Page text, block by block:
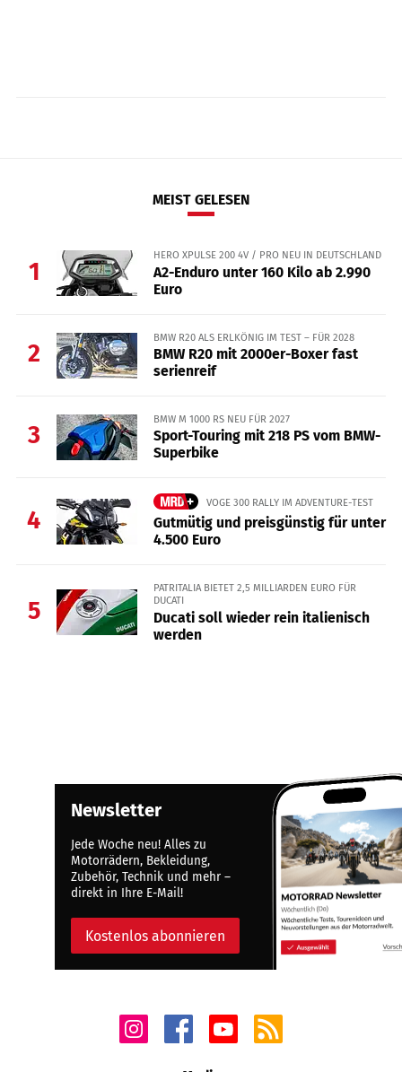
MEIST GELESEN
1
HERO XPULSE 200 4V / PRO NEU IN DEUTSCHLAND
A2-Enduro unter 160 Kilo ab 2.990
Euro
2
BMW R20 ALS ERLKÖNIG IM TEST – FÜR 2028
BMW R20 mit 2000er-Boxer fast
serienreif
3
BMW M 1000 RS NEU FÜR 2027
Sport-Touring mit 218 PS vom BMW-
Superbike
4
VOGE 300 RALLY IM ADVENTURE-TEST
Gutmütig und preisgünstig für unter
4.500 Euro
5
PATRITALIA BIETET 2,5 MILLIARDEN EURO FÜR
DUCATI
Ducati soll wieder rein italienisch
werden
Newsletter
Jede Woche neu! Alles zu
Motorrädern, Bekleidung,
Zubehör, Technik und mehr –
direkt in Ihre E-Mail!
Kostenlos abonnieren